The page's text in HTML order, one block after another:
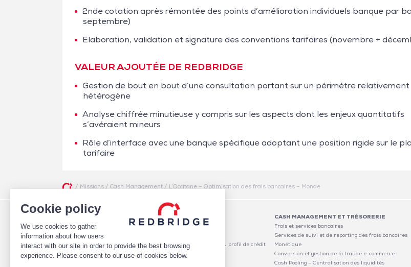
Cookie policy
We use cookies to gather
information about how users
interact with our site in order to provide the best browsing
experience. Please consent to our use of cookies below.
2nde cotation après rémontée des points d’amélioration individuels banque par
septembre)
Elaboration, validation et signature des conventions tarifaires (novembre +
VALEUR AJOUTÉE DE REDBRIDGE
Gestion de bout en bout d’une consultation portant sur un périmètre relativement
hétérogène
Analyse chiffrée minutieuse y compris sur les aspects dont les enjeux quantitatifs
s’avéraient mineurs
Rôle d’interface avec une banque spécifique adoptant une position rigide sur le
tarifaire
/ Missions /Cash Management / L’Occitane – Optimisation des frais bancaires – Monde
QUI SOMMES-NOUS
ÉQUIPE
CLIENTS
MISSIONS
PUBLICATIONS
FINANCEMENTS
Pilotage des relations bancaires
Conseil en notation et optimisation du profil de crédit
Mise en place de financements
CASH MANAGEMENT ET TRÉSORERIE
Frais et services bancaires
Services de suivi et de reporting des frais bancaires
Monétique
Conversion et gestion de la fraude e-commerce
Cash Pooling – Centralisation des liquidités